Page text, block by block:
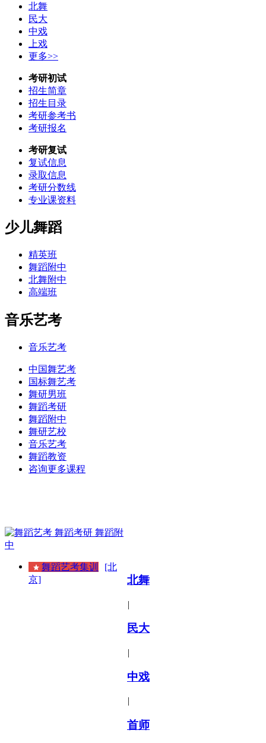
北舞
民大
中戏
上戏
更多>>
考研初试
招生简章
招生目录
考研参考书
考研报名
考研复试
复试信息
录取信息
考研分数线
专业课资料
少儿舞蹈
精英班
舞蹈附中
北舞附中
高端班
音乐艺考
音乐艺考
中国舞艺考
国标舞艺考
舞研男班
舞蹈考研
舞蹈附中
舞研艺校
音乐艺考
舞蹈教资
咨询更多课程
舞蹈艺考集训
[北
京]
北舞
|
民大
|
中戏
首师